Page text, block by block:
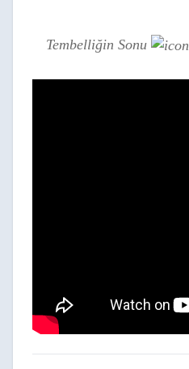
Tembelliğin Sonu